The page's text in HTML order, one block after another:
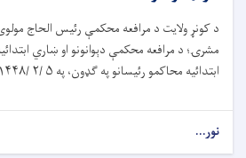
د کونړ ولایت د مرافعه محکمې رئيس الحاج
مشرۍ؛ د مرافعه محکمې دېوانونو او ښاري
ابتدائيه محاکمو رئيسانو په ګډون، په ۵ /۲ /۱۴۴۸هـ ق. . .
نور...